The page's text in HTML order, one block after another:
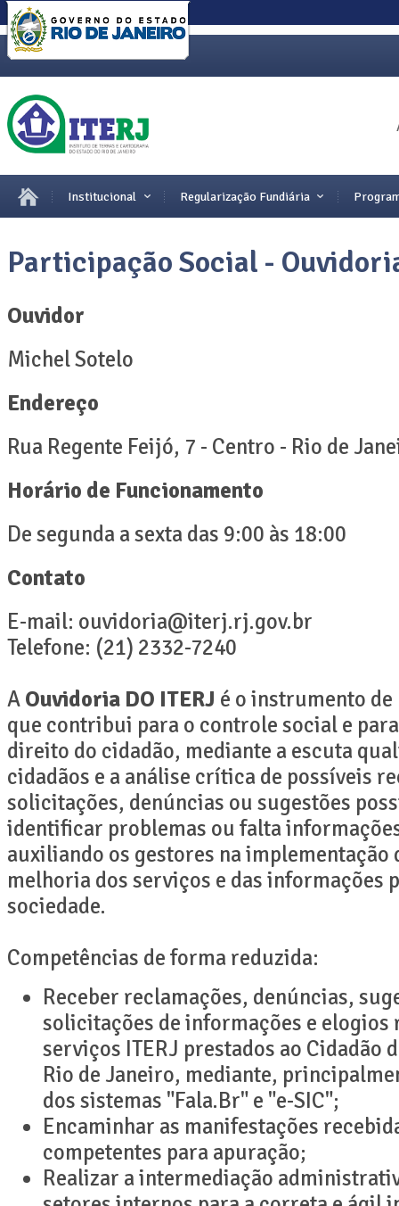
Institucional Regularização Fundiária
Participação Social -
Ouvidor
Michel Sotelo
Endereço
Rua Regente Feijó, 7 - Centro - Rio de
Horário de Funcionamento
De segunda a sexta das 9:00 às 18:00
Contato
E-mail: ouvidoria@iterj.rj.gov.br
Telefone: (21) 2332-7240
A Ouvidoria DO ITERJ é o instrumento
que contribui para o controle social e
direito do cidadão, mediante a escuta
cidadãos e a análise crítica de possíveis
solicitações, denúncias ou sugestões
identificar problemas ou falta
auxiliando os gestores na implementação
melhoria dos serviços e das informações
sociedade.
Competências de forma reduzida:
Receber reclamações, denúncias,
solicitações de informações e elogios
serviços ITERJ prestados ao Cidadão
Rio de Janeiro, mediante,
dos sistemas "Fala.Br" e "e-SIC";
Encaminhar as manifestações
competentes para apuração;
Realizar a intermediação